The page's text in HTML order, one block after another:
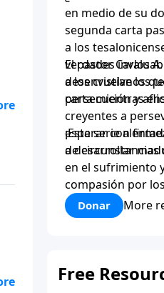
en medio de su
segunda carta
a los
verdades
a los cristianos
persecución y
El pastor Carlos
desenvuelve los
carta mientras
creyentes a
esperar con
de circunstancias
¡Esta serie
a desarrollar
en el sufrimiento
compasión por
Donar More